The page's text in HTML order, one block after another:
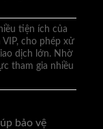
tiện ích của
cho phép xử
dịch lớn. Nhờ
tham gia nhiều
bảo vệ